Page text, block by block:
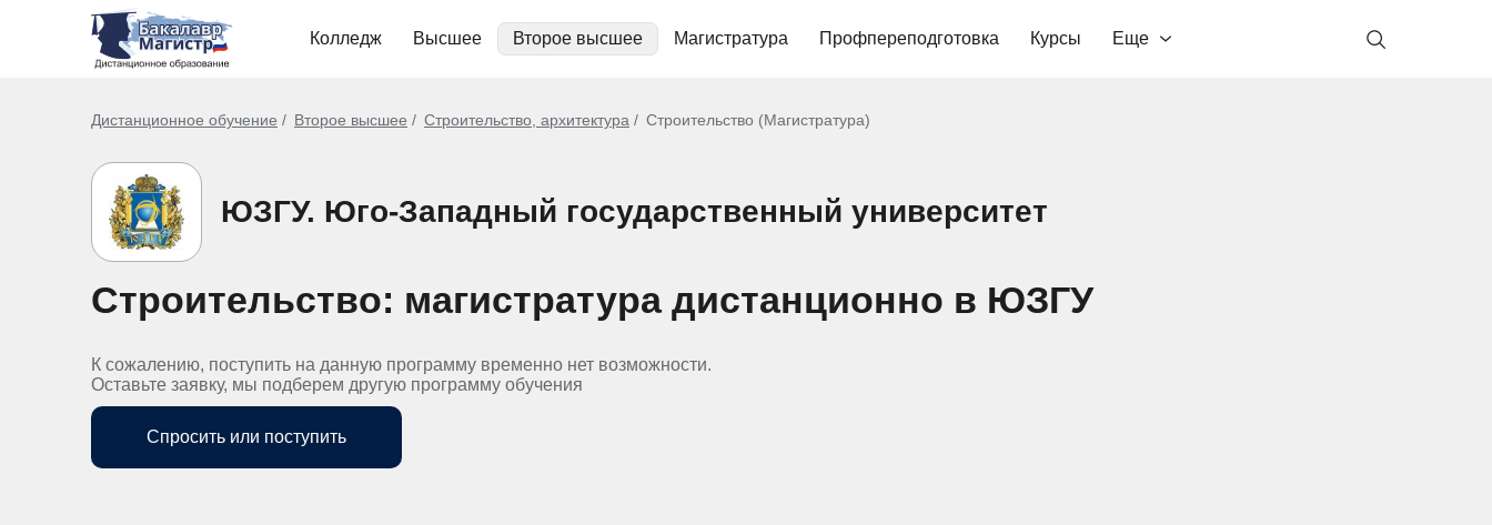
Колледж Высшее Второе высшее Магистратура Профпереподготовка Курсы Еще
Дистанционное обучение Второе высшее Строительство, архитектура Строительство (Магистратура)
ЮЗГУ. Юго-Западный государственный университет
Строительство: магистратура дистанционно в ЮЗГУ
К сожалению, поступить на данную программу временно нет возможности.
Оставьте заявку, мы подберем другую программу обучения
Спросить или поступить